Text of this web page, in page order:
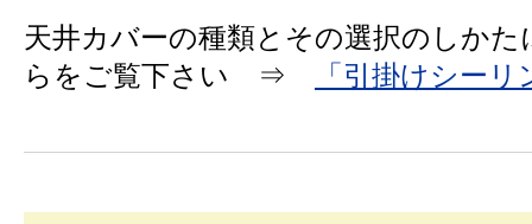
天井カバーの種類とその選択のしか
らをご覧下さい ⇒
「引掛けシー